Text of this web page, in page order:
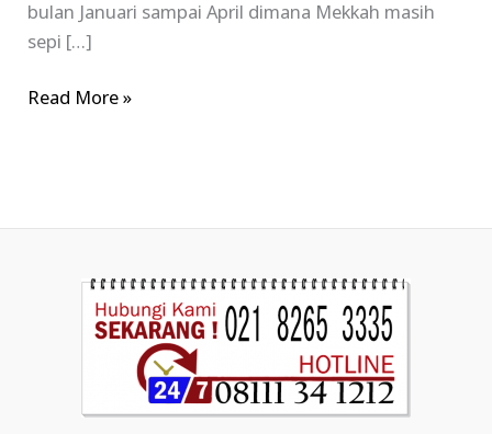
bulan Januari sampai April dimana Mekkah masih
sepi […]
Read More »